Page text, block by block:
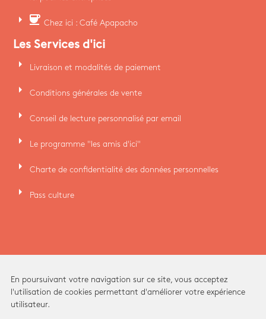
arrow_right coffee Chez ici : Café Apapacho
Les Services d'ici
arrow_right Livraison et modalités de paiement
arrow_right Conditions générales de vente
arrow_right Conseil de lecture personnalisé par email
arrow_right Le programme "les amis d'ici"
arrow_right Charte de confidentialité des données personnelles
arrow_right Pass culture
En poursuivant votre navigation sur ce site, vous acceptez
l'utilisation de cookies permettant d'améliorer votre expérience
utilisateur.